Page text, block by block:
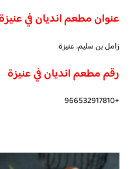
عنوان مطعم انديان في
زامل بن سليم، عنيزة
رقم مطعم انديان في عنيزة
+966532917810